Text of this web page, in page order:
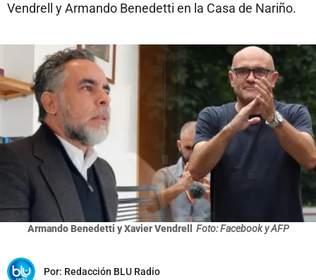
Vendrell y Armando Benedetti en la Casa de Nariño.
Armando Benedetti y Xavier Vendrell Foto: Facebook y AFP
Por: Redacción BLU Radio